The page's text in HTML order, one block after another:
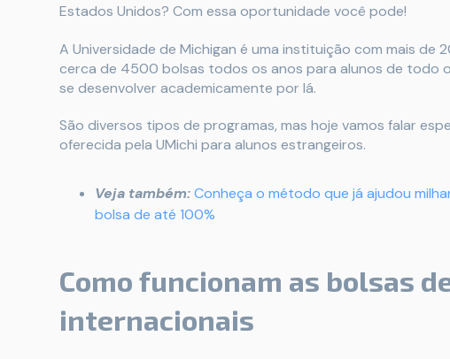
Estados Unidos? Com essa oportunidade você pode!
A Universidade de Michigan é uma instituição com mais
cerca de 4500 bolsas todos os anos para alunos de todo
se desenvolver academicamente por lá.
São diversos tipos de programas, mas hoje vamos falar
oferecida pela UMichi para alunos estrangeiros.
Veja também:Conheça o método que já ajudou
bolsa de até 100%
Como funcionam as bolsas
internacionais